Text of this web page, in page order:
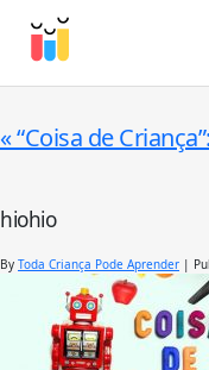
«“Coisa de
hiohio
By Toda Criança Pode Aprender |